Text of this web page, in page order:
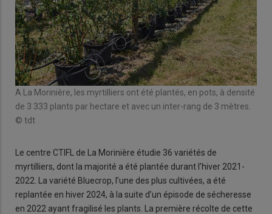
A La Morinière, les myrtilliers ont été plantés, en pots, à densité
de 3 333 plants par hectare et avec un inter-rang de 3 mètres.
© tdt
Le centre CTIFL de La Morinière étudie 36 variétés de
myrtilliers, dont la majorité a été plantée durant l’hiver 2021-
2022. La variété Bluecrop, l’une des plus cultivées, a été
replantée en hiver 2024, à la suite d’un épisode de sécheresse
en 2022 ayant fragilisé les plants. La première récolte de cette